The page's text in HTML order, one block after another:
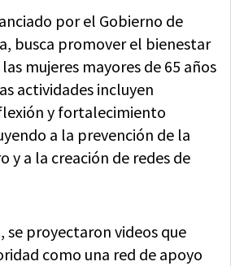
por el Gobierno de
busca promover el bienestar
mujeres mayores de 65 años
actividades incluyen
y fortalecimiento
a la prevención de la
y a la creación de redes de
se proyectaron videos que
como una red de apoyo